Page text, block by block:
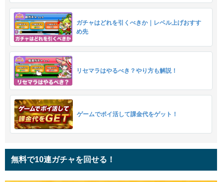
ガチャはどれを引くべきか｜レベル上げおすす
め先
リセマラはやるべき？やり方も解説！
ゲームでポイ活して課金代をゲット！
無料で10連ガチャを回せる！